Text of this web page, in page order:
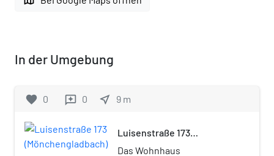
In der Umgebung
favorite 0 reviews 0 near_me 9 m
Luisenstraße 173
Das Wohnhaus